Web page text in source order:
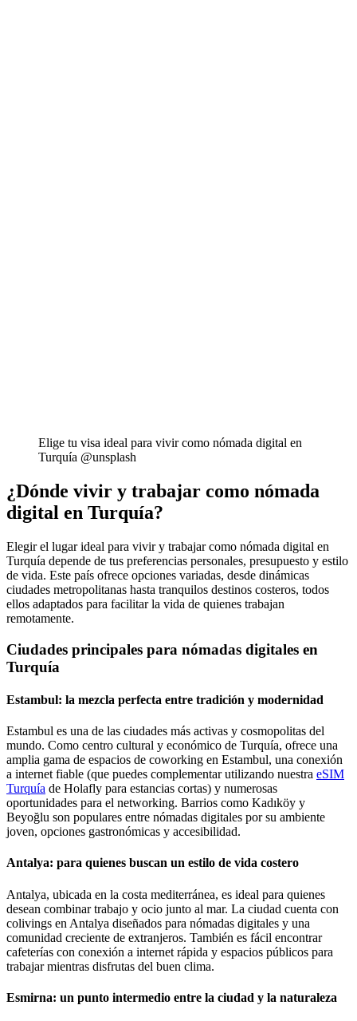
Elige tu visa ideal para vivir como nómada digital en
Turquía @unsplash
¿Dónde vivir y trabajar como nómada
digital en Turquía?
Elegir el lugar ideal para vivir y trabajar como nómada digital en
Turquía depende de tus preferencias personales, presupuesto y estilo
de vida. Este país ofrece opciones variadas, desde dinámicas
ciudades metropolitanas hasta tranquilos destinos costeros, todos
ellos adaptados para facilitar la vida de quienes trabajan
remotamente.
Ciudades principales para nómadas digitales en
Turquía
Estambul: la mezcla perfecta entre tradición y modernidad
Estambul es una de las ciudades más activas y cosmopolitas del
mundo. Como centro cultural y económico de Turquía, ofrece una
amplia gama de espacios de coworking en Estambul, una conexión
a internet fiable (que puedes complementar utilizando nuestra eSIM
Turquía de Holafly para estancias cortas) y numerosas
oportunidades para el networking. Barrios como Kadıköy y
Beyoğlu son populares entre nómadas digitales por su ambiente
joven, opciones gastronómicas y accesibilidad.
Antalya: para quienes buscan un estilo de vida costero
Antalya, ubicada en la costa mediterránea, es ideal para quienes
desean combinar trabajo y ocio junto al mar. La ciudad cuenta con
colivings en Antalya diseñados para nómadas digitales y una
comunidad creciente de extranjeros. También es fácil encontrar
cafeterías con conexión a internet rápida y espacios públicos para
trabajar mientras disfrutas del buen clima.
Esmirna: un punto intermedio entre la ciudad y la naturaleza